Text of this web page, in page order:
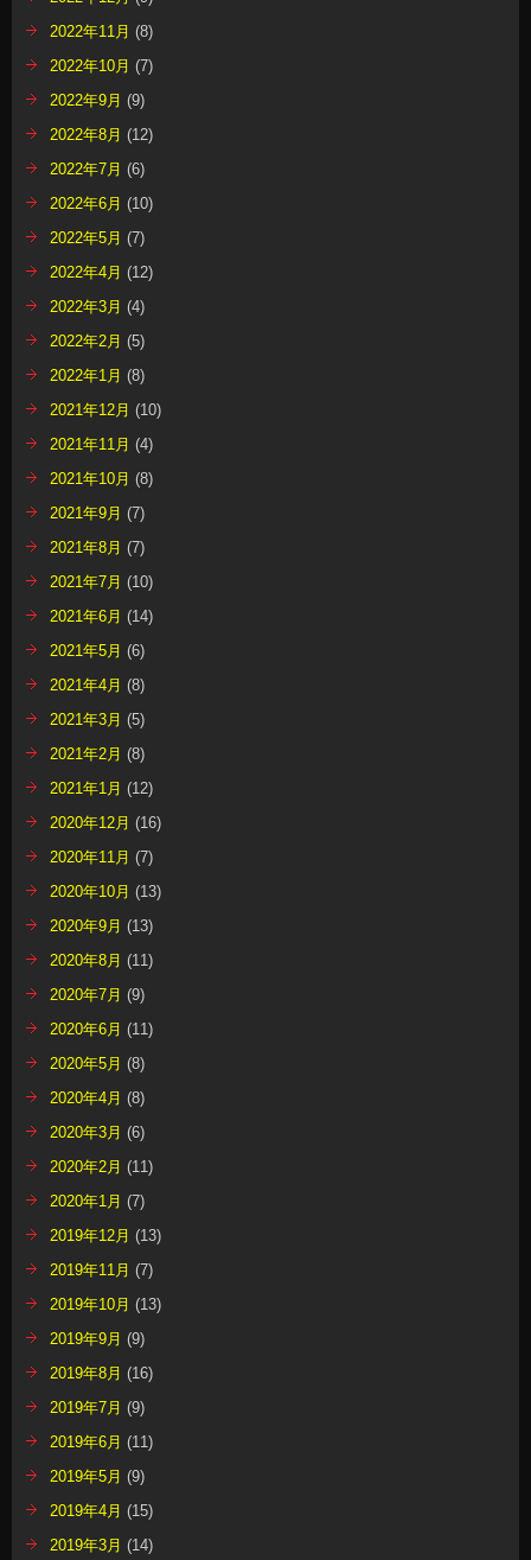
2022年11月 (8)
2022年10月 (7)
2022年9月 (9)
2022年8月 (12)
2022年7月 (6)
2022年6月 (10)
2022年5月 (7)
2022年4月 (12)
2022年3月 (4)
2022年2月 (5)
2022年1月 (8)
2021年12月 (10)
2021年11月 (4)
2021年10月 (8)
2021年9月 (7)
2021年8月 (7)
2021年7月 (10)
2021年6月 (14)
2021年5月 (6)
2021年4月 (8)
2021年3月 (5)
2021年2月 (8)
2021年1月 (12)
2020年12月 (16)
2020年11月 (7)
2020年10月 (13)
2020年9月 (13)
2020年8月 (11)
2020年7月 (9)
2020年6月 (11)
2020年5月 (8)
2020年4月 (8)
2020年3月 (6)
2020年2月 (11)
2020年1月 (7)
2019年12月 (13)
2019年11月 (7)
2019年10月 (13)
2019年9月 (9)
2019年8月 (16)
2019年7月 (9)
2019年6月 (11)
2019年5月 (9)
2019年4月 (15)
2019年3月 (14)